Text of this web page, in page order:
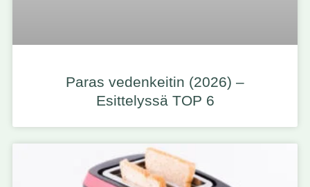
Paras vedenkeitin (2026) –
Esittelyssä TOP 6